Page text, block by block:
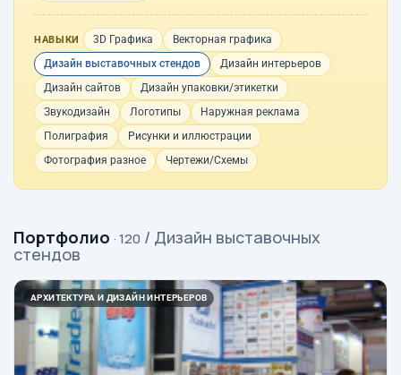
НАВЫКИ 3D Графика
Векторная графика
Дизайн выставочных стендов
Дизайн интерьеров
Дизайн сайтов
Дизайн упаковки/этикетки
Звукодизайн
Логотипы
Наружная реклама
Полиграфия
Рисунки и иллюстрации
Фотография разное
Чертежи/Схемы
Портфолио · 120 / Дизайн выставочных
стендов
АРХИТЕКТУРА И ДИЗАЙН ИНТЕРЬЕРОВ